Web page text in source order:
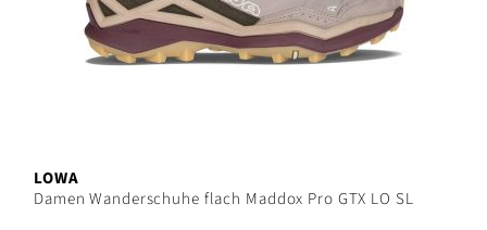
LOWA
Damen Wanderschuhe flach Maddox Pro GTX LO SL